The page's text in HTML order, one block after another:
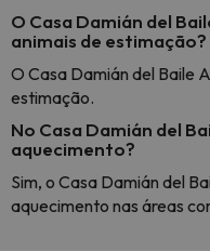
O Casa Damián del
animais de estimação?
O Casa Damián del Baile
estimação.
No Casa Damián del
aquecimento?
Sim, o Casa Damián del
aquecimento nas áreas